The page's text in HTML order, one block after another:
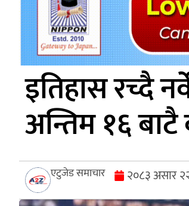
इतिहास रच्दै
अन्तिम १६ बाटै
एटुजेड समाचार २०८३ असार